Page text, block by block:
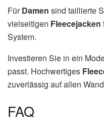
FürDamen sind taillierte
vielseitigen Fleecejacken
System.
Investieren Sie in ein
passt. Hochwertiges
zuverlässig auf allen
FAQ